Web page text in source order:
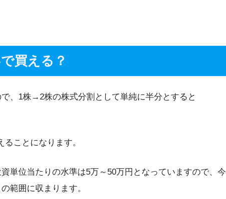
買える？
、1株→2株の株式分割として単純に半分とすると
ことになります。
単位当たりの水準は5万～50万円となっていますので、今
範囲に収まります。